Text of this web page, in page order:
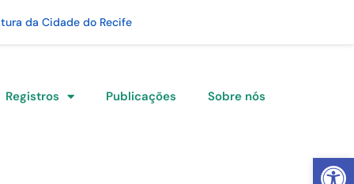
Abrir
da Cidade do Recife
Registros Publicações Sobre nós